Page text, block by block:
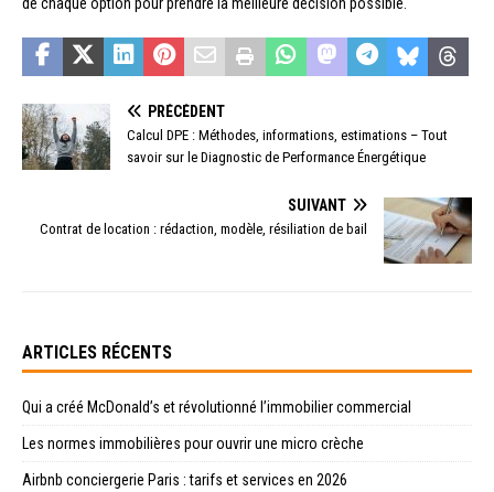
de chaque option pour prendre la meilleure décision possible.
PRÉCÉDENT
Calcul DPE : Méthodes, informations, estimations – Tout
savoir sur le Diagnostic de Performance Énergétique
SUIVANT
Contrat de location : rédaction, modèle, résiliation de bail
ARTICLES RÉCENTS
Qui a créé McDonald’s et révolutionné l’immobilier commercial
Les normes immobilières pour ouvrir une micro crèche
Airbnb conciergerie Paris : tarifs et services en 2026